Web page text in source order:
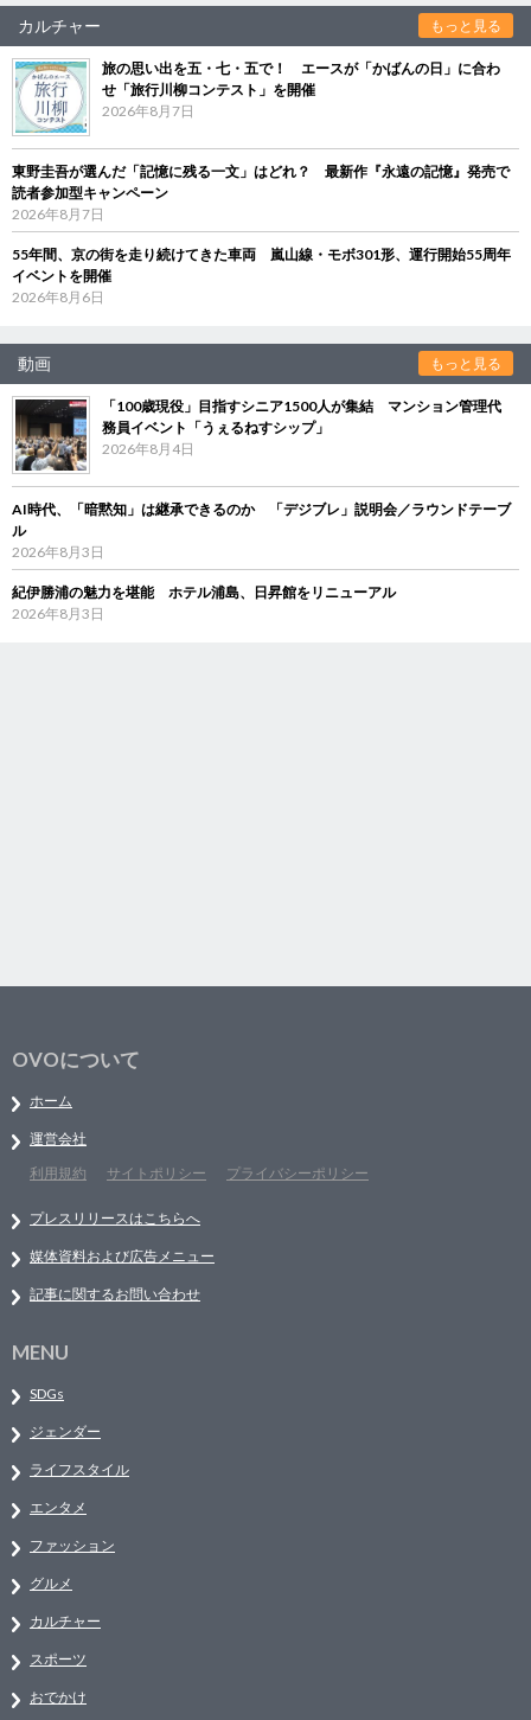
カルチャー もっと見る
旅の思い出を五・七・五で！ エースが「かばんの日」に合わ
せ「旅行川柳コンテスト」を開催
2026年8月7日
東野圭吾が選んだ「記憶に残る一文」はどれ？ 最新作『永遠の記憶』発売で
読者参加型キャンペーン
2026年8月7日
55年間、京の街を走り続けてきた車両 嵐山線・モボ301形、運行開始55周年
イベントを開催
2026年8月6日
動画 もっと見る
「100歳現役」目指すシニア1500人が集結 マンション管理代
務員イベント「うぇるねすシップ」
2026年8月4日
AI時代、「暗黙知」は継承できるのか 「デジブレ」説明会／ラウンドテーブ
ル
2026年8月3日
紀伊勝浦の魅力を堪能 ホテル浦島、日昇館をリニューアル
2026年8月3日
OVOについて
ホーム
運営会社
利用規約
サイトポリシー プライバシーポリシー
プレスリリースはこちらへ
媒体資料および広告メニュー
記事に関するお問い合わせ
MENU
SDGs
ジェンダー
ライフスタイル
エンタメ
ファッション
グルメ
カルチャー
スポーツ
おでかけ